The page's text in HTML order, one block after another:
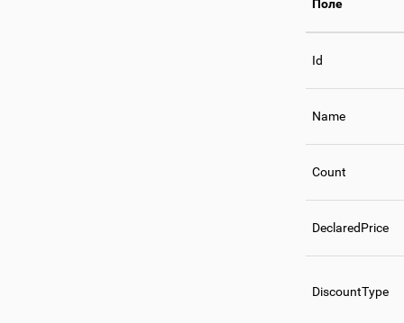
Поле
Id
Name
Count
DeclaredPrice
DiscountType